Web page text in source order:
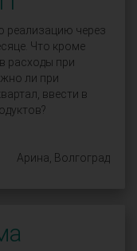
реализацию через
Что кроме
расходы при
ли при
ввести в
Арина, Волгоград